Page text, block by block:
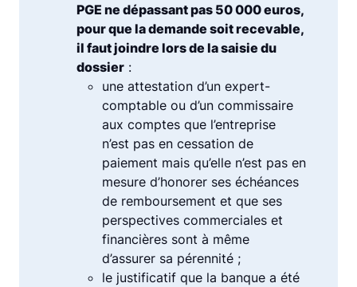
PGE ne dépassant pas 50 000 euros,
pour que la demande soit recevable,
il faut joindre lors de la saisie du
dossier :
une attestation d’un expert-
comptable ou d’un commissaire
aux comptes que l’entreprise
n’est pas en cessation de
paiement mais qu’elle n’est pas en
mesure d’honorer ses échéances
de remboursement et que ses
perspectives commerciales et
financières sont à même
d’assurer sa pérennité ;
le justificatif que la banque a été